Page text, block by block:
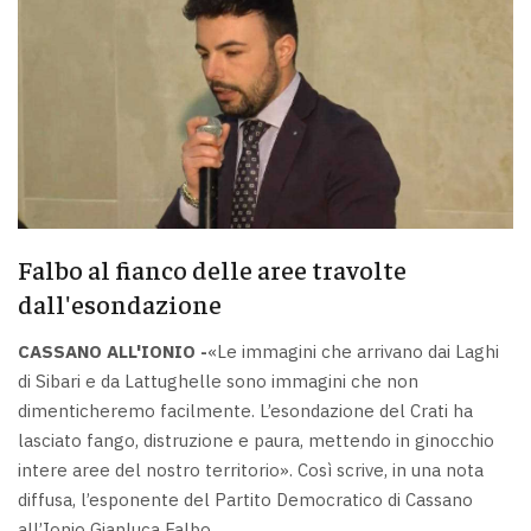
Falbo al fianco delle aree travolte
dall'esondazione
CASSANO ALL'IONIO -«Le immagini che arrivano dai Laghi
di Sibari e da Lattughelle sono immagini che non
dimenticheremo facilmente. L’esondazione del Crati ha
lasciato fango, distruzione e paura, mettendo in ginocchio
intere aree del nostro territorio». Così scrive, in una nota
diffusa, l’esponente del Partito Democratico di Cassano